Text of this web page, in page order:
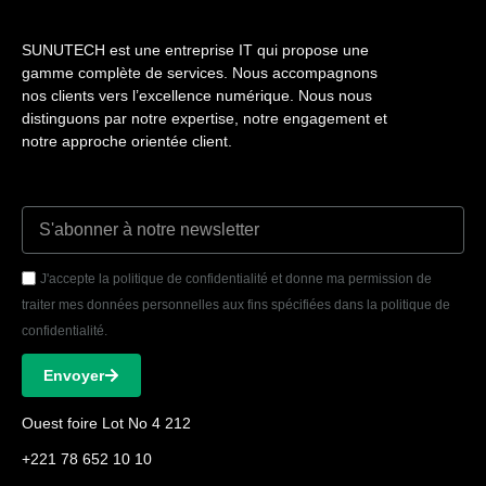
SUNUTECH est une entreprise IT qui propose une
gamme complète de services. Nous accompagnons
nos clients vers l’excellence numérique. Nous nous
distinguons par notre expertise, notre engagement et
notre approche orientée client.
J'accepte la politique de confidentialité et donne ma permission de
traiter mes données personnelles aux fins spécifiées dans la politique de
confidentialité.
Envoyer
Ouest foire Lot No 4 212
+221 78 652 10 10